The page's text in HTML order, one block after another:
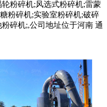
粉碎机;风选式粉碎机;雷蒙
粉碎机;实验室粉碎机;破碎
碎机;,公司地址位于河南 通